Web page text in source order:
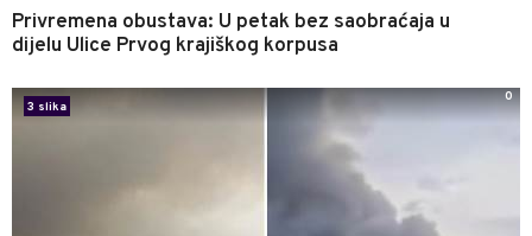
Privremena obustava: U petak bez saobraćaja u
dijelu Ulice Prvog krajiškog korpusa
3 slika
0